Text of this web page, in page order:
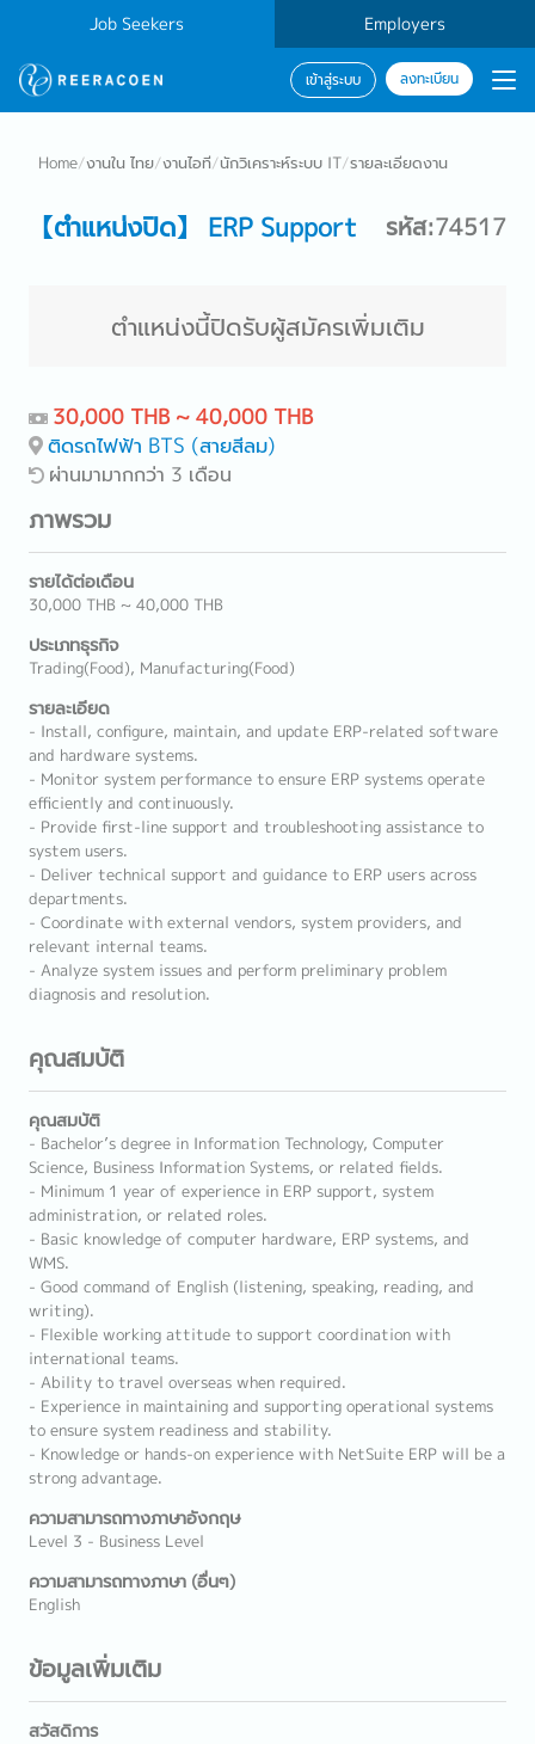
Job Seekers Employers
เข้าสู่ระบบ ลงทะเบียน
Home/งานใน ไทย/งานไอที/นักวิเคราะห์ระบบ IT/รายละเอียดงาน
【ตำแหน่งปิด】 ERP Support รหัส:74517
ตำแหน่งนี้ปิดรับผู้สมัครเพิ่มเติม
30,000 THB ~ 40,000 THB
ติดรถไฟฟ้า BTS (สายสีลม)
ผ่านมามากกว่า 3 เดือน
ภาพรวม
รายได้ต่อเดือน
30,000 THB ~ 40,000 THB
ประเภทธุรกิจ
Trading(Food), Manufacturing(Food)
รายละเอียด
- Install, configure, maintain, and update ERP-related software
and hardware systems.
- Monitor system performance to ensure ERP systems operate
efficiently and continuously.
- Provide first-line support and troubleshooting assistance to
system users.
- Deliver technical support and guidance to ERP users across
departments.
- Coordinate with external vendors, system providers, and
relevant internal teams.
- Analyze system issues and perform preliminary problem
diagnosis and resolution.
คุณสมบัติ
คุณสมบัติ
- Bachelor’s degree in Information Technology, Computer
Science, Business Information Systems, or related fields.
- Minimum 1 year of experience in ERP support, system
administration, or related roles.
- Basic knowledge of computer hardware, ERP systems, and
WMS.
- Good command of English (listening, speaking, reading, and
writing).
- Flexible working attitude to support coordination with
international teams.
- Ability to travel overseas when required.
- Experience in maintaining and supporting operational systems
to ensure system readiness and stability.
- Knowledge or hands-on experience with NetSuite ERP will be a
strong advantage.
ความสามารถทางภาษาอังกฤษ
Level 3 - Business Level
ความสามารถทางภาษา (อื่นๆ)
English
ข้อมูลเพิ่มเติม
สวัสดิการ